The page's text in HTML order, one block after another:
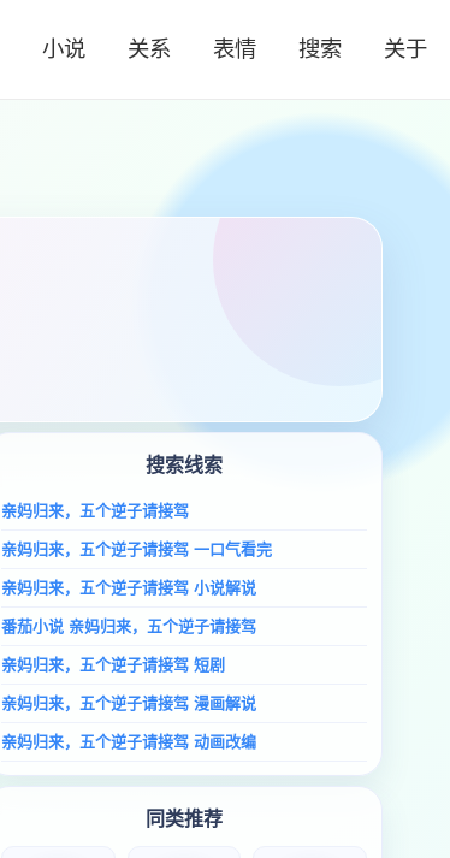
小说 关系 表情 搜索 关于
搜索线索
亲妈归来，五个逆子请接驾
亲妈归来，五个逆子请接驾 一口气看完
亲妈归来，五个逆子请接驾 小说解说
番茄小说 亲妈归来，五个逆子请接驾
亲妈归来，五个逆子请接驾 短剧
亲妈归来，五个逆子请接驾 漫画解说
亲妈归来，五个逆子请接驾 动画改编
同类推荐